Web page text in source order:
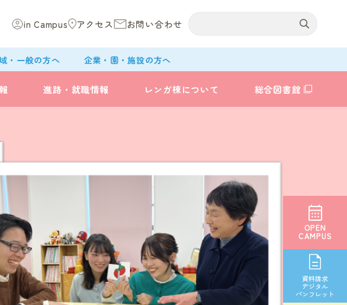
in Campus アクセス お問い合わせ
進路・就職情報 レンガ棟について 総合図書館
・一般の方へ 企業・園・施設の方へ
OPEN
CAMPUS
資料請求
デジタル
パンフレット